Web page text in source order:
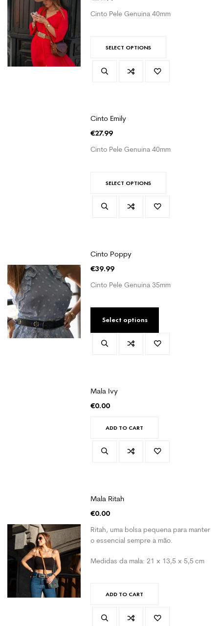
Cinto Pele Genuina 40mm
SELECT OPTIONS
Cinto Emily
€27.99
Cinto Pele Genuína 40mm
SELECT OPTIONS
Cinto Poppy
€39.99
Cinto Pele Genuína 35mm
Select options
Mala Ivy
€0.00
ADD TO CART
Mala Ritah
€0.00
Ritah, uma bolsa pequena para manter
o essencial sempre à mão.
Medidas da mala: 21 x 13,5 x 5,5 cm
ADD TO CART